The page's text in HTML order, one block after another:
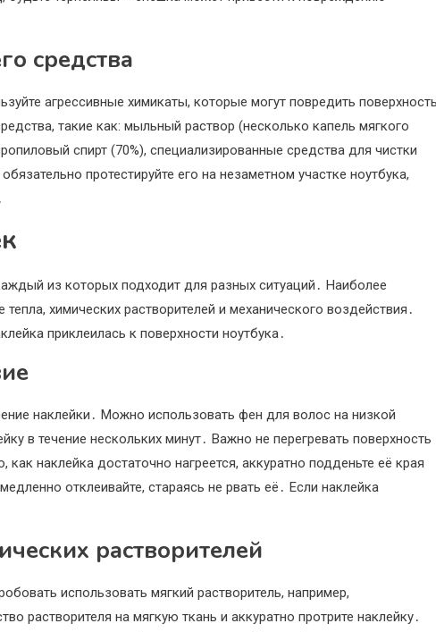
средства
агрессивные химикаты, которые могут повредить
такие как: мыльный раствор (несколько капель мягкого
спирт (70%), специализированные средства для чистки
протестируйте его на незаметном участке ноутбука,
из которых подходит для разных ситуаций․ Наиболее
химических растворителей и механического воздействия․
приклеилась к поверхности ноутбука․
наклейки․ Можно использовать фен для волос на низкой
в течение нескольких минут․ Важно не перегревать поверхность
наклейка достаточно нагреется, аккуратно подденьте её края
отклеивайте, стараясь не рвать её․ Если наклейка
растворителей
использовать мягкий растворитель, например,
растворителя на мягкую ткань и аккуратно протрите наклейку․